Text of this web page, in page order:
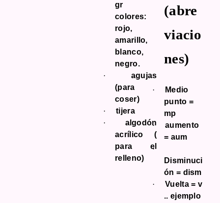
gr
colores:
rojo,
amarillo,
blanco,
negro.
·
agujas
(para
coser)
·
tijera
·
algodón
acrílico (
para el
relleno)
(abre
viacio
nes)
·
Medio
punto =
mp
·
aumento
= aum
·
Disminuci
ón = dism
·
Vuelta = v
.. ejemplo